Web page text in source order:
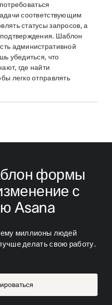
соответствующим
статусы запросов, а
Шаблон
административной
убедиться, что
где найти
легко отправлять
формы
с
Asana
миллионы людей
делать свою работу.